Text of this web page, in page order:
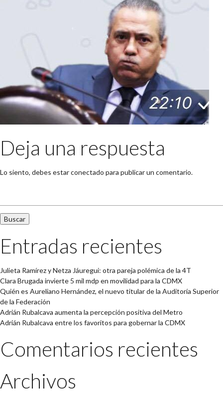
Deja una respuesta
Lo siento, debes estarconectado para publicar un comentario.
Entradas recientes
Julieta Ramírez y Netza Jáuregui: otra pareja polémica de la 4T
Clara Brugada invierte 5 mil mdp en movilidad para la CDMX
Quién es Aureliano Hernández, el nuevo titular de la Auditoría Superior
de la Federación
Adrián Rubalcava aumenta la percepción positiva del Metro
Adrián Rubalcava entre los favoritos para gobernar la CDMX
Comentarios recientes
Archivos